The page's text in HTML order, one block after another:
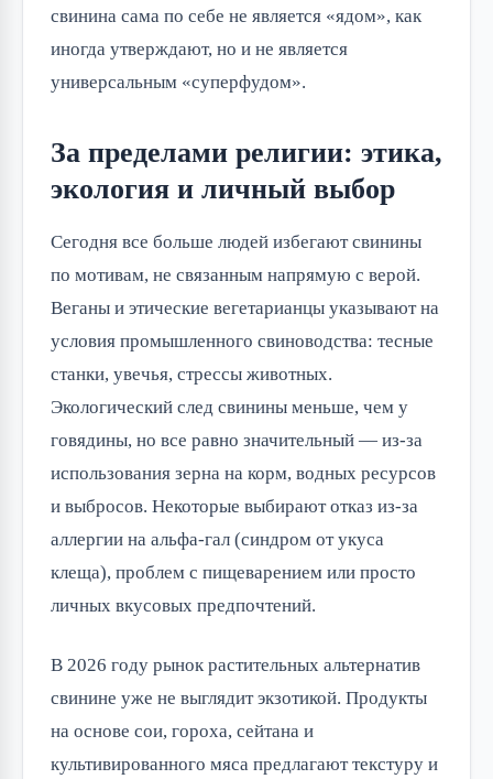
свинина сама по себе не является «ядом», как
иногда утверждают, но и не является
универсальным «суперфудом».
За пределами религии: этика,
экология и личный выбор
Сегодня все больше людей избегают свинины
по мотивам, не связанным напрямую с верой.
Веганы и этические вегетарианцы указывают на
условия промышленного свиноводства: тесные
станки, увечья, стрессы животных.
Экологический след свинины меньше, чем у
говядины, но все равно значительный — из-за
использования зерна на корм, водных ресурсов
и выбросов. Некоторые выбирают отказ из-за
аллергии на альфа-гал (синдром от укуса
клеща), проблем с пищеварением или просто
личных вкусовых предпочтений.
В 2026 году рынок растительных альтернатив
свинине уже не выглядит экзотикой. Продукты
на основе сои, гороха, сейтана и
культивированного мяса предлагают текстуру и